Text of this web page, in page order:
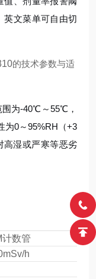
英文菜单可自由切
的技术参数与适
围为-40℃～55℃，
为0～95%RH（+3
湿或严寒等恶劣
数管
h